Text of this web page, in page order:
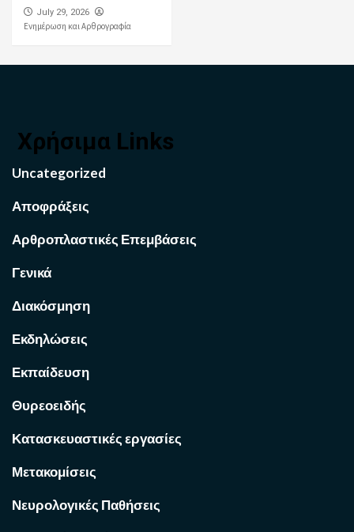
July 29, 2026
Ενημέρωση και Αρθρογραφία
Χρήσιμα Links
Uncategorized
Αποφράξεις
Αρθροπλαστικές Επεμβάσεις
Γενικά
Διακόσμηση
Εκδηλώσεις
Εκπαίδευση
Θυρεοειδής
Κατασκευαστικές εργασίες
Μετακομίσεις
Νευρολογικές Παθήσεις